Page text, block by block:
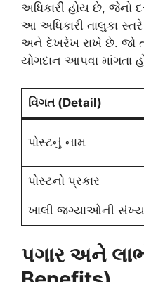
અધિકારી હોય છે,
આ અધિકારી તાલુકા
અને દેખરેખ રાખે છે. જો તમે
યોગદાન આપવા માંગતા
વિગત (Detail)
પોસ્ટનું નામ
પોસ્ટનો પ્રકાર
ખાલી જગ્યાઓની
પગાર અને